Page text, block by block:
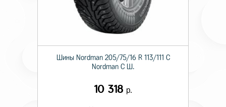
Шины Nordman 205/75/16 R 113/111 C
Nordman C Ш.
10 318 р.